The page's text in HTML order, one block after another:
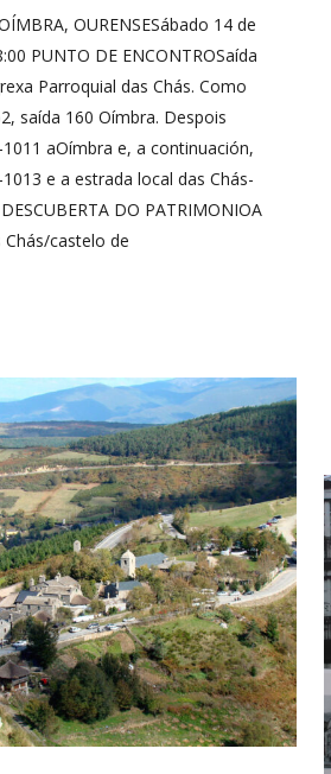
OURENSESábado 14 de
PUNTO DE ENCONTROSaída
Parroquial das Chás. Como
saída 160 Oímbra. Despois
aOímbra e, a continuación,
e a estrada local das Chás-
DO PATRIMONIOA
Chás/castelo de